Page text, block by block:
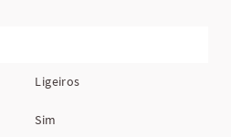
Ligeiros
Sim